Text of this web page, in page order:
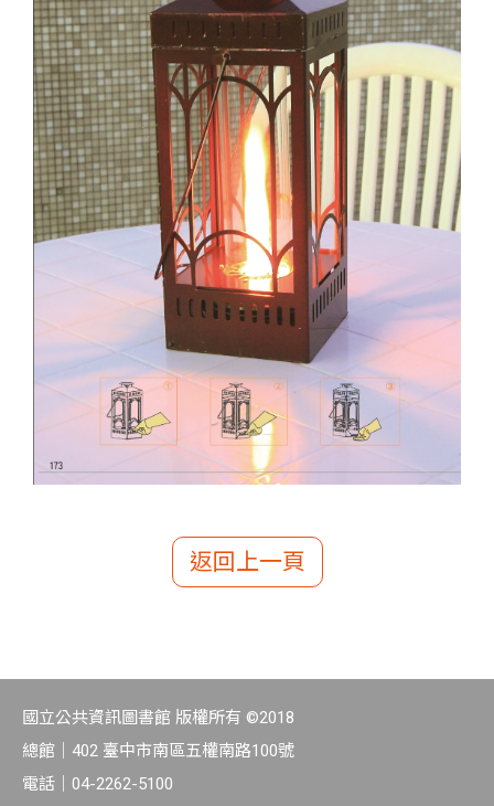
返回上一頁
國立公共資訊圖書館 版權所有 ©2018
總館｜ 402 臺中市南區五權南路100號
電話｜ 04-2262-5100